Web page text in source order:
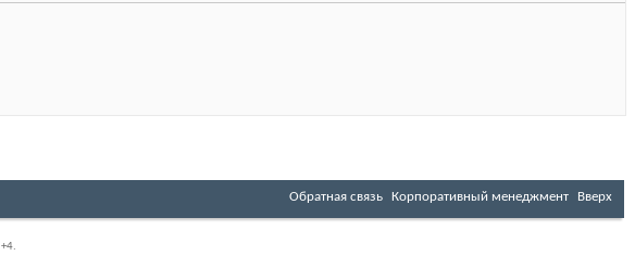
Обратная связь Корпоративный менеджмент Вверх